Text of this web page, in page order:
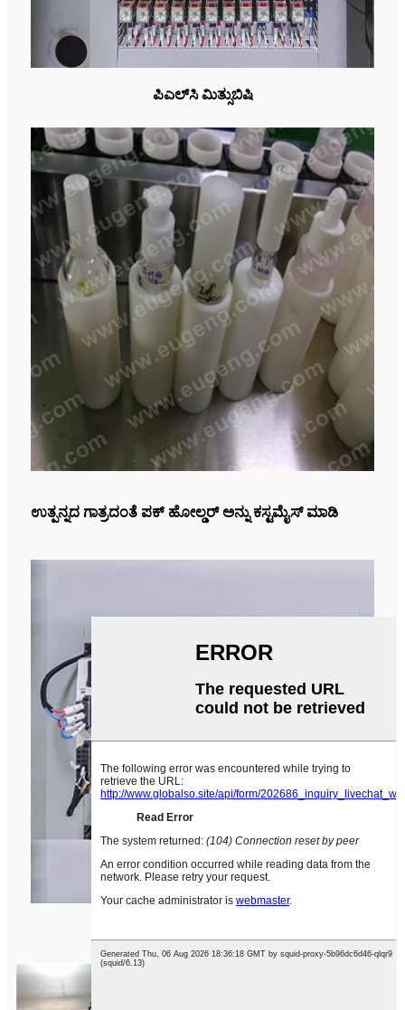
ಪಿಎಲ್‌ಸಿ ಮಿತ್ಸುಬಿಷಿ
ಉತ್ಪನ್ನದ ಗಾತ್ರದಂತೆ ಪಕ್ ಹೋಲ್ಡರ್ ಅನ್ನು ಕಸ್ಟಮೈಸ್ ಮಾಡಿ